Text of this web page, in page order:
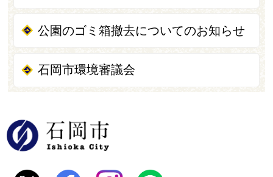
公園のゴミ箱撤去についてのお知らせ
石岡市環境審議会